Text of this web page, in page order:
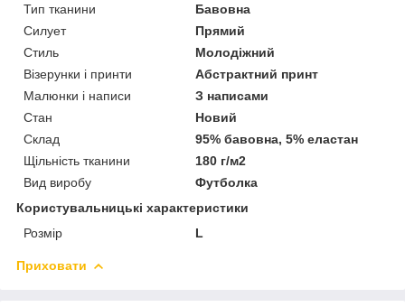
Тип тканини
Бавовна
Силует
Прямий
Стиль
Молодіжний
Візерунки і принти
Абстрактний принт
Малюнки і написи
З написами
Стан
Новий
Склад
95% бавовна, 5% еластан
Щільність тканини
180 г/м2
Вид виробу
Футболка
Користувальницькі характеристики
Розмір
L
Приховати